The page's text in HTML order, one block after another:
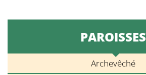
PAROISSES
Archevêché